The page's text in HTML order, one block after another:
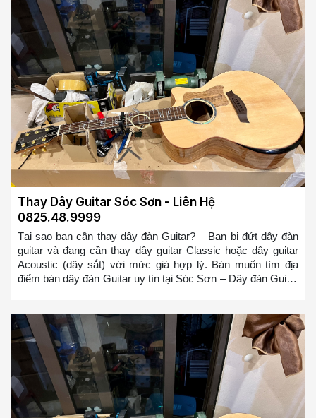
Thạch Thất muốn tìm địa điểm thay dây đàn guitar hoặc mua
dây đàn guitar tại Thạch Thất. Chúng tôi sẽ cử đội ngũ thợ
lành nghề đến thay trong 10-20 phút cho các bạn
Thay Dây Guitar Sóc Sơn - Liên Hệ
0825.48.9999
Tại sao bạn cần thay dây đàn Guitar? – Bạn bị đứt dây đàn
guitar và đang cần thay dây guitar Classic hoặc dây guitar
Acoustic (dây sắt) với mức giá hợp lý. Bán muốn tìm địa
điểm bán dây đàn Guitar uy tín tại Sóc Sơn – Dây đàn Guitar
hơn, bạn sẽ không bị ức chế nữa khi chơi đàn Guitar so với
bộ dây đàn Guitar bị rỉ => Bạn ở bất cứ đâu tại Sóc Sơn
muốn tìm địa điểm thay dây đàn guitar hoặc mua dây đàn
guitar tại Sóc Sơn. Chúng tôi sẽ cử đội ngũ thợ lành nghề
đến thay trong 10-20 phút cho các bạn